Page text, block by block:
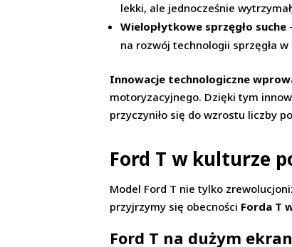
lekki, ale jednocześnie
Wielopłytkowe sprzęgło suche
na rozwój technologii sprzęgła
Innowacje technologiczne
motoryzacyjnego. Dzięki tym
przyczyniło się do wzrostu liczby
Ford T w kulturze
Model Ford T nie tylko
przyjrzymy się obecności Forda T
Ford T na dużym